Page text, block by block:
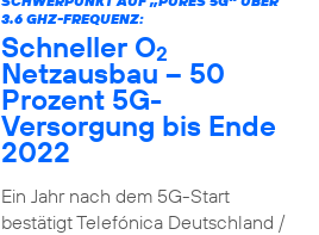
3.6 GHZ-FREQUENZ:
Schneller O2
Netzausbau – 50
Prozent 5G-
Versorgung bis Ende
2022
Ein Jahr nach dem 5G-Start
bestätigt Telefónica Deutschland /